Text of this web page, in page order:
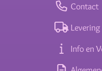
Contact
Levering
Info en